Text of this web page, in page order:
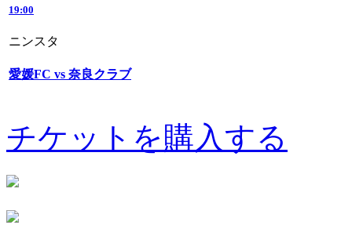
19:00
ニンスタ
愛媛FC vs 奈良クラブ
チケットを購入する